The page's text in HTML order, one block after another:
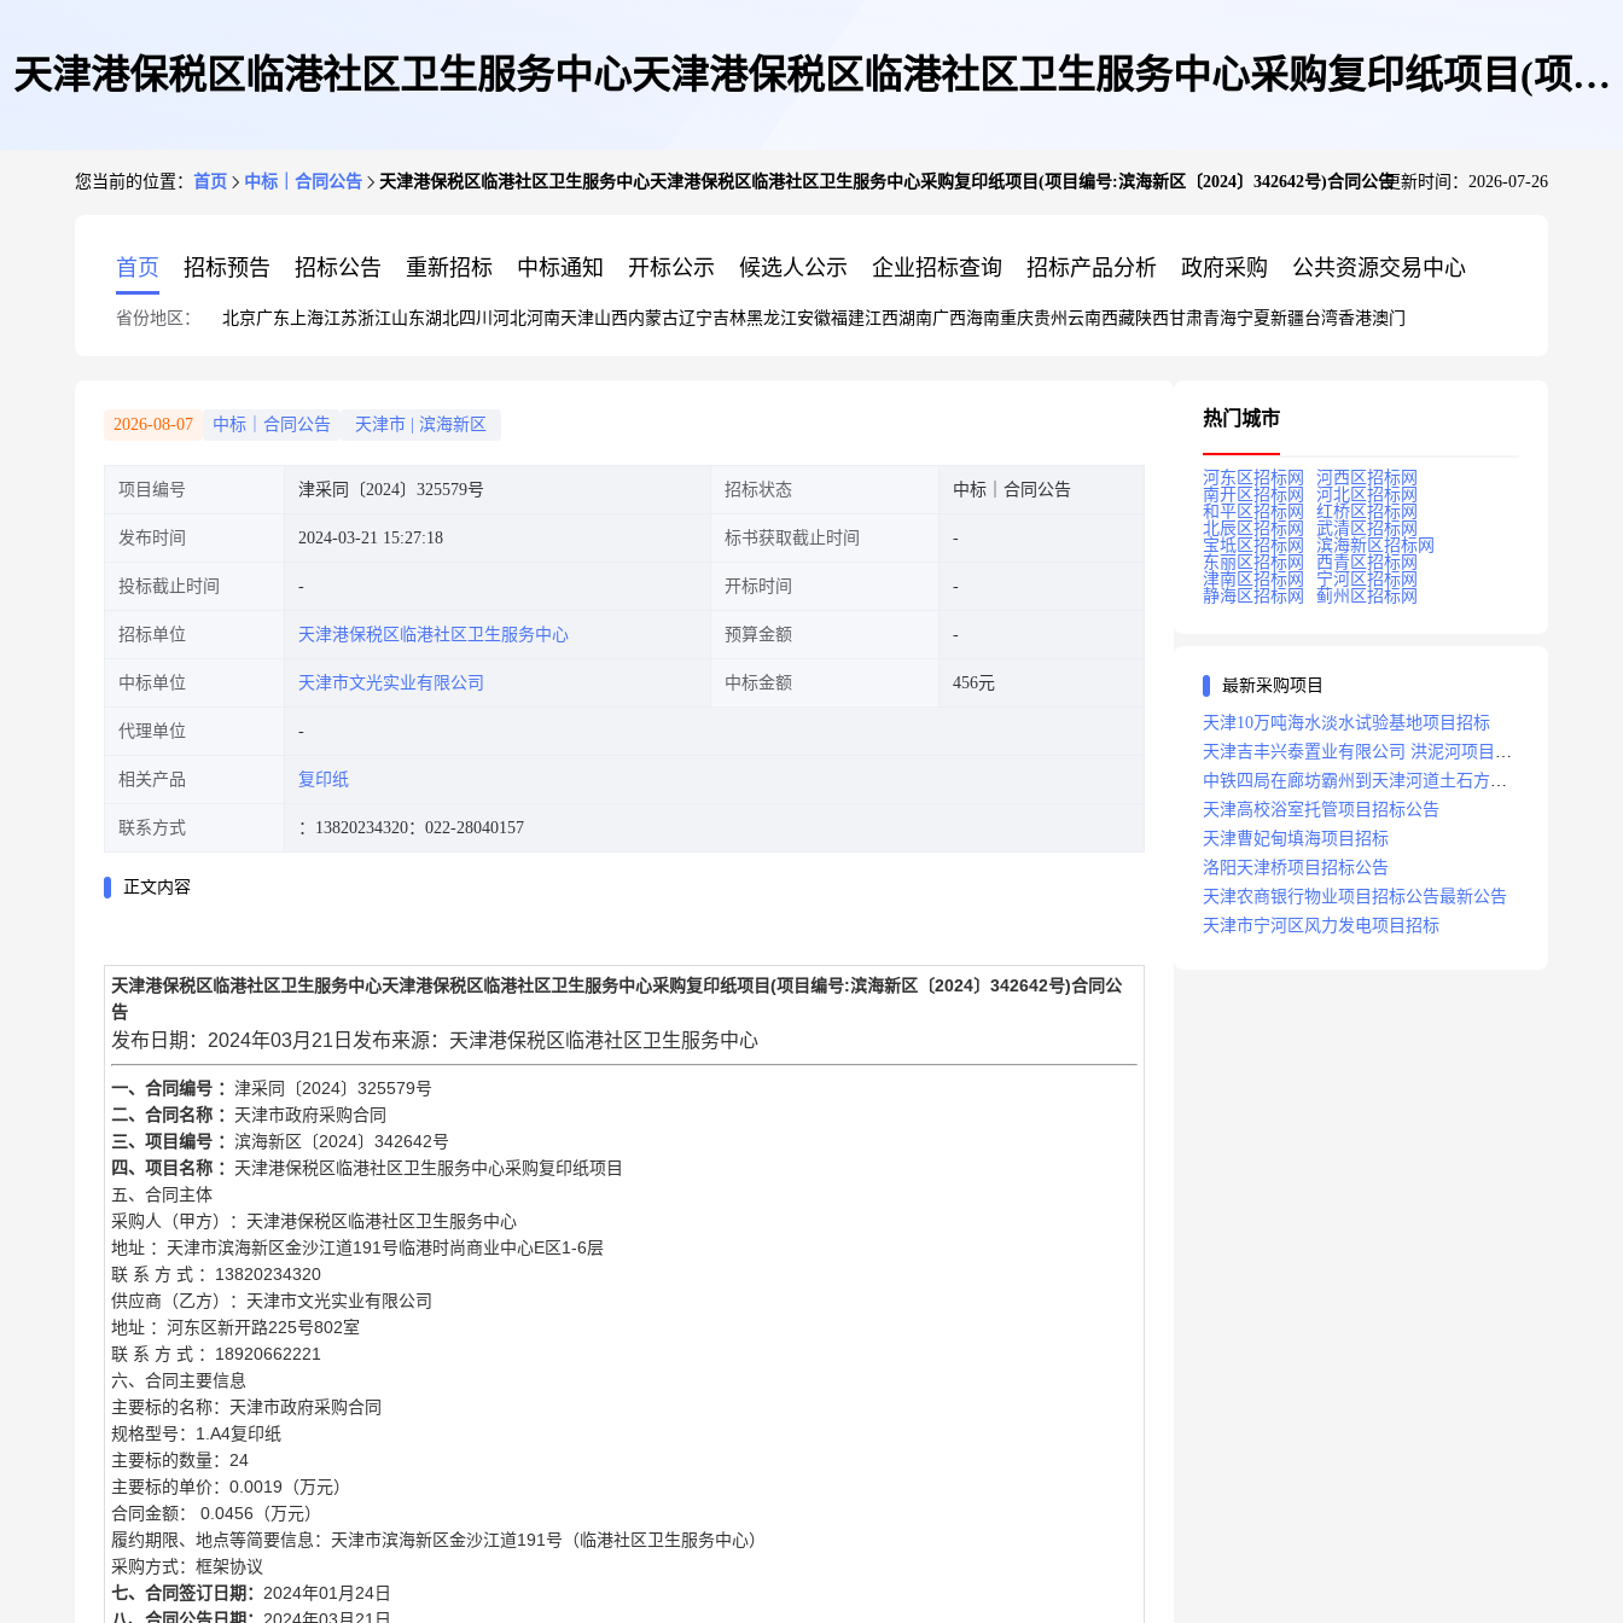
天津港保税区临港社区卫生服务中心天津港保税区临港社区卫生服务中心采购复印纸项目(项目
您当前的位置： 首页 中标｜合同公告 天津港保税区临港社区卫生服务中心天津港保税区临港社区卫生服务中心采购复印纸项目(项目编号:滨海新区〔2024〕342642号)合同公告更新时间：2026-07-26
首页 招标预告 招标公告 重新招标 中标通知 开标公示 候选人公示 企业招标查询 招标产品分析 政府采购 公共资源交易中心
省份地区： 北京广东 上海江苏浙江山东湖北四川 河北河南天津山西内蒙古辽宁吉林黑龙江安徽福建江西湖南广西海南重庆贵州 云南西藏陕西甘肃青海宁夏新疆台湾香港澳门
2026-08-07 中标｜合同公告 天津市 滨海新区
项目编号 津采同〔2024〕325579号 招标状态 中标｜合同公告
发布时间 2024-03-21 15:27:18 标书获取截止时间
投标截止时间 开标时间
招标单位 天津港保税区临港社区卫生服务中心 预算金额
中标单位 天津市文光实业有限公司 中标金额 456元
代理单位
相关产品 复印纸
联系方式 ：13820234320：022-28040157
正文内容
天津港保税区临港社区卫生服务中心天津港保税区临港社区卫生服务中心采购复印纸项目(项目编号:滨海新区〔2024〕342642号)合同公
告
发布日期：2024年03月21日发布来源：天津港保税区临港社区卫生服务中心
一、合同编号 ： 津采同〔2024〕325579号
二、合同名称 ： 天津市政府采购合同
三、项目编号 ： 滨海新区〔2024〕342642号
四、项目名称 ： 天津港保税区临港社区卫生服务中心采购复印纸项目
五、合同主体
采购人（甲方）：天津港保税区临港社区卫生服务中心
地址 ：天津市滨海新区金沙江道191号临港时尚商业中心E区1-6层
联 系 方 式 ：13820234320
供应商（乙方）：天津市文光实业有限公司
地址 ：河东区新开路225号802室
联 系 方 式 ：18920662221
六、合同主要信息
主要标的名称：天津市政府采购合同
规格型号：1.A4复印纸
主要标的数量：24
主要标的单价：0.0019（万元）
合同金额： 0.0456（万元）
履约期限、地点等简要信息：天津市滨海新区金沙江道191号（临港社区卫生服务中心）
采购方式：框架协议
七、合同签订日期： 2024年01月24日
热门城市
河东区招标网
河西区招标网
南开区招标网
河北区招标网
和平区招标网
红桥区招标网
北辰区招标网
武清区招标网
宝坻区招标网
滨海新区招标网
东丽区招标网
西青区招标网
津南区招标网
宁河区招标网
静海区招标网
蓟州区招标网
最新采购项目
天津10万吨海水淡水试验基地项目招标
天津吉丰兴泰置业有限公司 洪泥河项目招
标工程
中铁四局在廊坊霸州到天津河道土石方工
程项目招标
天津高校浴室托管项目招标公告
天津曹妃甸填海项目招标
洛阳天津桥项目招标公告
天津农商银行物业项目招标公告最新公告
天津市宁河区风力发电项目招标